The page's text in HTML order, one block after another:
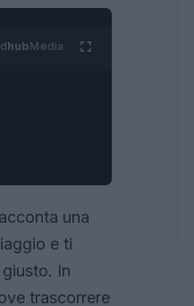
hubMedia
una
e ti
In
trascorrere